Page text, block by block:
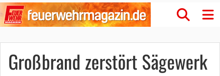
Großbrand zerstört Sägewerk